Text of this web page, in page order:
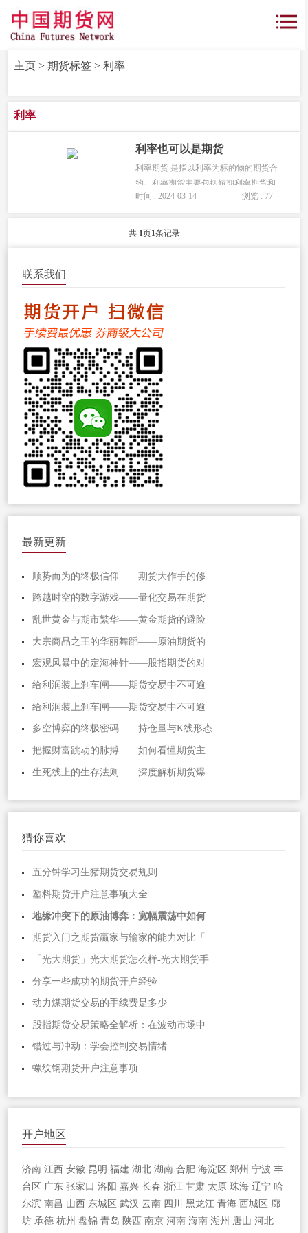
主页> 期货标签> 利率
利率
利率也可以是期货
利率期货 是指以利率为标的物的期货合
约。利率期货主要包括短期利率期货和
长期利率期货。短期利率期货的标的物
短期国库券、欧洲美元等。长期利率...
时间 : 2024-03-14 浏览 : 77
共 1页1条记录
联系我们
最新更新
顺势而为的终极信仰——期货大作手的修
跨越时空的数字游戏——量化交易在期货
乱世黄金与期市繁华——黄金期货的避险
大宗商品之王的华丽舞蹈——原油期货的
宏观风暴中的定海神针——股指期货的对
给利润装上刹车闸——期货交易中不可逾
给利润装上刹车闸——期货交易中不可逾
多空博弈的终极密码——持仓量与K线形态
把握财富跳动的脉搏——如何看懂期货主
生死线上的生存法则——深度解析期货爆
猜你喜欢
五分钟学习生猪期货交易规则
塑料期货开户注意事项大全
地缘冲突下的原油博弈：宽幅震荡中如何
期货入门之期货贏家与输家的能力对比「
「光大期货」光大期货怎么样-光大期货手
分享一些成功的期货开户经验
动力煤期货交易的手续费是多少
股指期货交易策略全解析：在波动市场中
错过与冲动：学会控制交易情绪
螺纹钢期货开户注意事项
开户地区
济南 江西 安徽 昆明 福建 湖北 湖南 合肥 海淀区 郑州 宁波 丰
台区 广东 张家口 洛阳 嘉兴 长春 浙江 甘肃 太原 珠海 辽宁 哈
尔滨 南昌 山西 东城区 武汉 云南 四川 黑龙江 青海 西城区 廊
坊 承德 杭州 盘锦 青岛 陕西 南京 河南 海南 湖州 唐山 河北